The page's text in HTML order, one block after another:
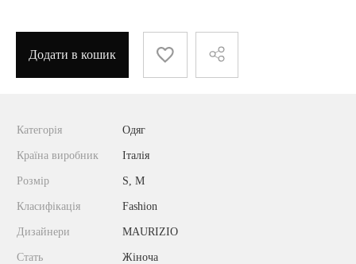
Додати в кошик
Категорія Одяг
Країна виробник Італія
Розмір S, M
Класифікація Fashion
Дизайнери MAURIZIO
Стать Жіноча